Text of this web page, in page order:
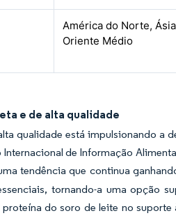
América do Norte,
Oriente Médio
e de alta qualidade
qualidade está impulsionando a
de Informação
tendência que continua
tornando-a uma opção
do soro de leite no suporte